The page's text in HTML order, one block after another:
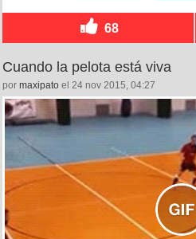
68
Cuando la pelota está viva
por maxipato el 24 nov 2015, 04:27